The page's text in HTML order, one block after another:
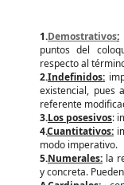
1.Demostrativos:
puntos del
respecto al
2.Indefinidos:
existencial, pues
referente
3.Los posesivos:
4.Cuantitativos:
modo imperativo.
5.Numerales: la
y concreta.